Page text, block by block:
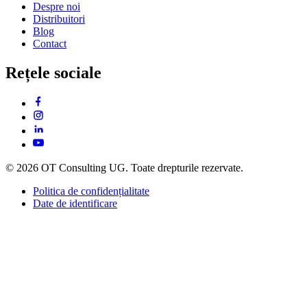
Despre noi
Distribuitori
Blog
Contact
Rețele sociale
© 2026 OT Consulting UG. Toate drepturile rezervate.
Politica de confidențialitate
Date de identificare